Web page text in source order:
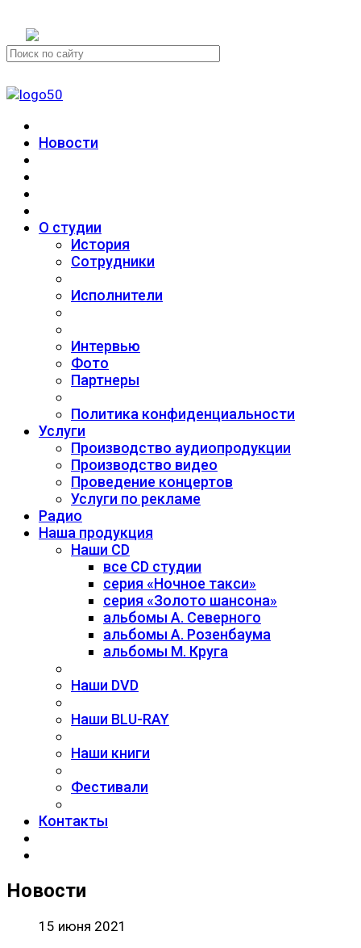
Новости
О студии
История
Сотрудники
Исполнители
Интервью
Фото
Партнеры
Политика конфиденциальности
Услуги
Производство аудиопродукции
Производство видео
Проведение концертов
Услуги по рекламе
Радио
Наша продукция
Наши CD
все CD студии
серия «Ночное такси»
серия «Золото шансона»
альбомы А. Северного
альбомы А. Розенбаума
альбомы М. Круга
Наши DVD
Наши BLU-RAY
Наши книги
Фестивали
Контакты
Новости
15 июня 2021